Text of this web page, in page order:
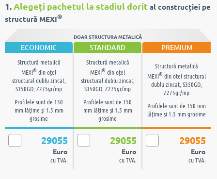
1.Alegeți pachetul la stadiul dorit al construcției pe
structură MEXI®
DOAR STRUCTURA METALICĂ
ECONOMIC STANDARD PREMIUM
Structură metalică
MEXI® din oţel
structural dublu zincat,
S350GD, Z275gr/mp
Profilele sunt de 150
mm lăţime şi 1.5 mm
grosime
Structură metalică
MEXI® din oţel
structural dublu zincat,
S350GD, Z275gr/mp
Profilele sunt de 150
mm lăţime şi 1.5 mm
grosime
Structură metalică
MEXI® din otel structural
dublu zincat, S350GD,
Z275gr/mp
Profilele sunt de 150 mm
lăţime şi 1.5 mm grosime
29055
Euro
cu TVA.
29055
Euro
cu TVA.
29055
Euro
cu TVA.